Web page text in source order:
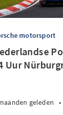
motorsport
Uur
geleden •